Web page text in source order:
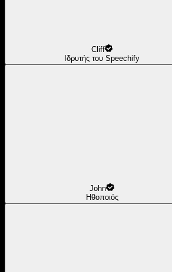
Cliff
Ιδρυτής του Speechify
John
Ηθοποιός